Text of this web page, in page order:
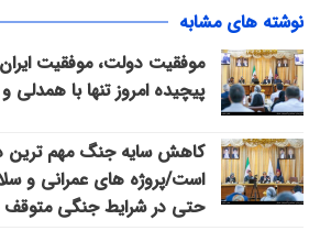
نوشته های مشابه
موفقیت دولت، موفقیت
پیچیده امروز تنها با
کاهش سایه جنگ مهم ‌ترین
است/پروژه ‌های عمرانی و
حتی در شرایط جنگی